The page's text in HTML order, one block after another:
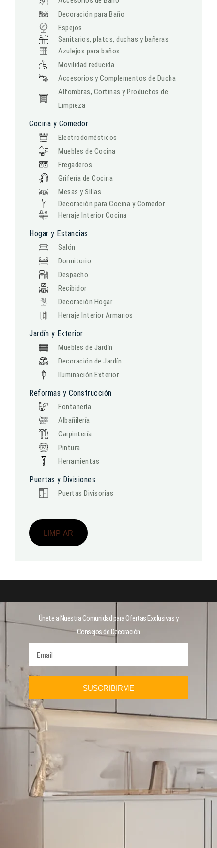
Decoración para Baño
Espejos
Sanitarios, platos, duchas y bañeras
Azulejos para baños
Movilidad reducida
Accesorios y Complementos de Ducha
Alfombras, Cortinas y Productos de
Limpieza
Cocina y Comedor
Electrodomésticos
Muebles de Cocina
Fregaderos
Grifería de Cocina
Mesas y Sillas
Decoración para Cocina y Comedor
Herraje Interior Cocina
Hogar y Estancias
Salón
Dormitorio
Despacho
Recibidor
Decoración Hogar
Herraje Interior Armarios
Jardín y Exterior
Muebles de Jardín
Decoración de Jardín
Iluminación Exterior
Reformas y Construcción
Fontanería
Albañilería
Carpintería
Pintura
Herramientas
Puertas y Divisiones
Puertas Divisorias
LIMPIAR
Únete a Nuestra Comunidad para Ofertas Exclusivas y
Consejos de Decoración
SUSCRIBIRME